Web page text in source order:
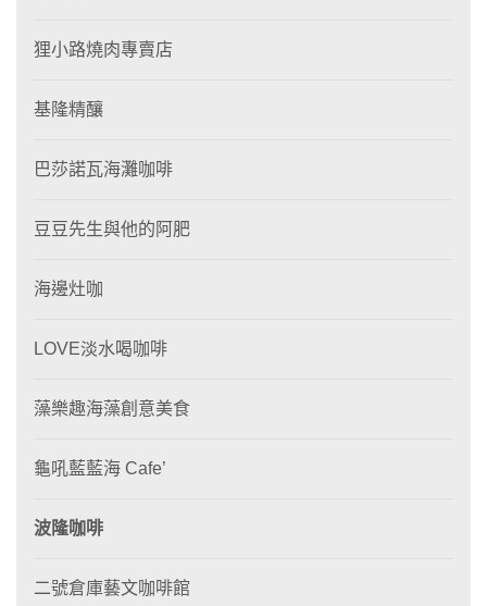
狸⼩路燒肉專賣店
基隆精釀
巴莎諾瓦海灘咖啡
豆豆先生與他的阿肥
海邊灶咖
LOVE淡水喝咖啡
藻樂趣海藻創意美食
龜吼藍藍海 Cafe’
波隆咖啡
二號倉庫藝文咖啡館